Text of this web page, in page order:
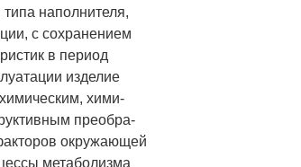
наполнителя,
с сохранением
в период
изделие
хими-
преобра-
окружающей
метаболизма